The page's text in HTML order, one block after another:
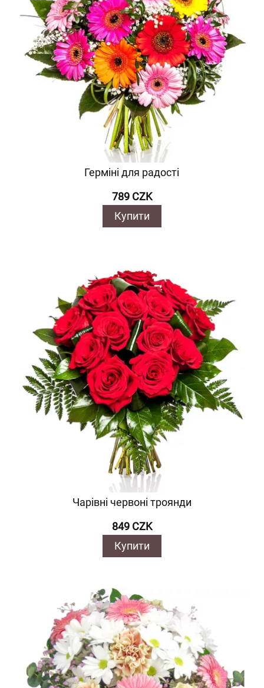
Герміні для радості
789 CZK
Купити
Чарівні червоні троянди
849 CZK
Купити